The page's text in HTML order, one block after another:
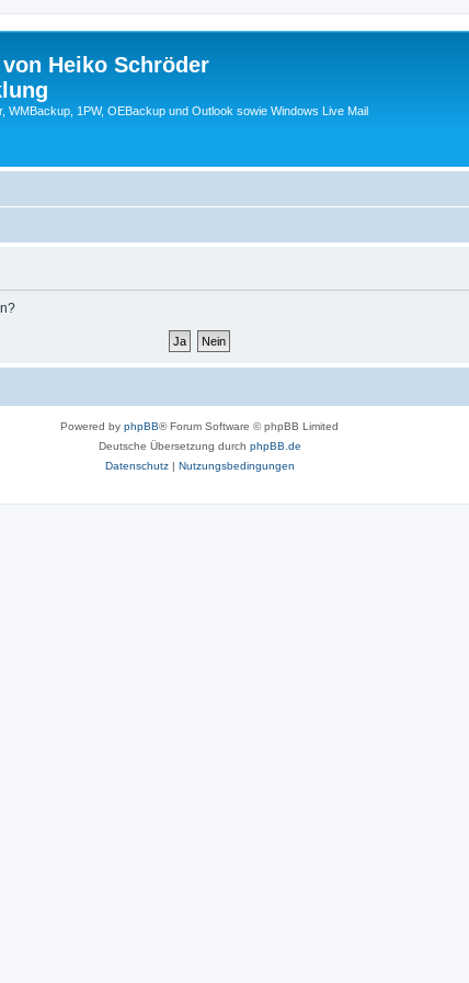
Heiko Schröder
WMBackup, 1PW, OEBackup und Outlook sowie Windows Live Mail
Powered by phpBB® Forum Software © phpBB Limited
Deutsche Übersetzung durch phpBB.de
Datenschutz| Nutzungsbedingungen